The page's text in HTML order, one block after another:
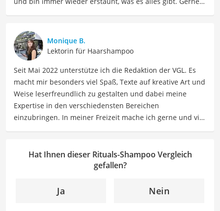
über Beauty- sowie Pflegeprodukte, Gesundheitsartikel,
Haushaltswaren und vieles mehr. Meine Beiträge
umfassen Produktvergleiche, Tipps, Trends und
Empfehlungen, um Lesern dabei zu helfen, die besten
Produkte für ihre Bedürfnisse zu finden sowie sowohl ihre
Schönheits- als auch Pflegeroutine zu optimieren.
Der Rituals-Shampoo-Vergleich ist aus unserer Sicht
besonders empfehlenswert fürFrauenundMänner.
Monique B.
Lektorin für Haarshampoo
Seit Mai 2022 unterstütze ich die Redaktion der VGL. Es
macht mir besonders viel Spaß, Texte auf kreative Art und
Weise leserfreundlich zu gestalten und dabei meine
Expertise in den verschiedensten Bereichen
einzubringen. In meiner Freizeit mache ich gerne und viel
Klarheit, Verständlichkeit und stilistische Korrektheit zu
überprüfen. Mein Ziel ist es dabei, die Qualität und den
angenehme Leseerfahrung zu bieten. Durch meine
Hat Ihnen dieser Rituals-Shampoo Vergleich
gefallen?
Ja Nein